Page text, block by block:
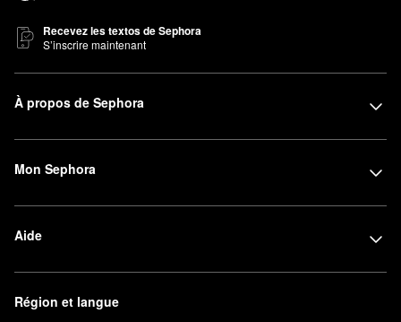
Recevez les textos de Sephora
S’inscrire maintenant
À propos de Sephora
Mon Sephora
Aide
Région et langue